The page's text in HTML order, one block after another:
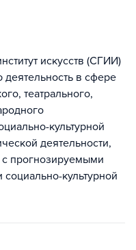
искусств (СГИИ)
деятельность в сфере
театрального,
культурной
деятельности,
с прогнозируемыми
культурной